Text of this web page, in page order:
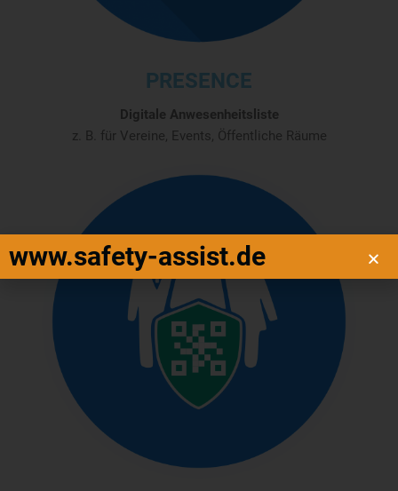
PRESENCE
Digitale Anwesenheitsliste
z. B. für Vereine, Events, Öffentliche Räume
www.safety-assist.de